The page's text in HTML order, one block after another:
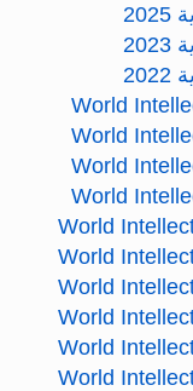
World
World
World
World
World
World
World
World
World
World